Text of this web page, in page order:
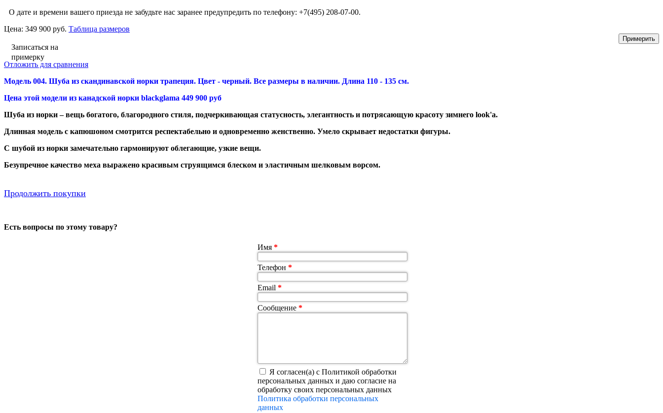
О дате и времени вашего приезда не забудьте нас заранее предупредить по телефону: +7(495) 208-07-00.
Цена: 349 900 руб. Таблица размеров
Записаться на
примерку
Отложить для сравнения
Модель 004. Шуба из скандинавской норки трапеция. Цвет - черный. Все размеры в наличии. Длина 110 - 135 см.
Цена этой модели из канадской норки blackglama 449 900 руб
Шуба из норки – вещь богатого, благородного стиля, подчеркивающая статусность, элегантность и потрясающую красоту зимнего look'а.
Длинная модель с капюшоном смотрится респектабельно и одновременно женственно. Умело скрывает недостатки фигуры.
С шубой из норки замечательно гармонируют облегающие, узкие вещи.
Безупречное качество меха выражено красивым струящимся блеском и эластичным шелковым ворсом.
Продолжить покупки
Есть вопросы по этому товару?
Имя *
Телефон *
Email *
Сообщение *
Я согласен(а) с Политикой обработки
персональных данных и даю согласие на
обработку своих персональных данных
Политика обработки персональных
данных